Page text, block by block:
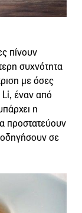
πίνουν
συχνότητα
με όσες
έναν από
η
προστατεύουν
σε